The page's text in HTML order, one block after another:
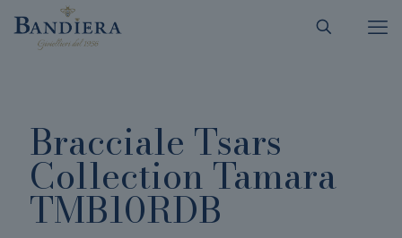
Bracciale Tsars
Collection Tamara
TMB10RDB